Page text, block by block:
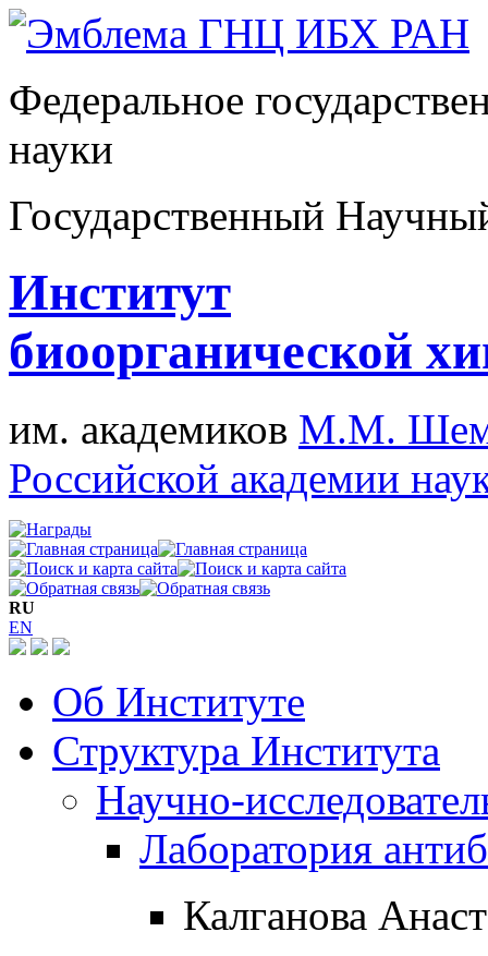
Федеральное
науки
Государственный
Институт
биоорганической
им. академиков М.М.
Российской академии
RU
EN
Об Институте
Структура Института
Научно-
Лаборатория
Калганова